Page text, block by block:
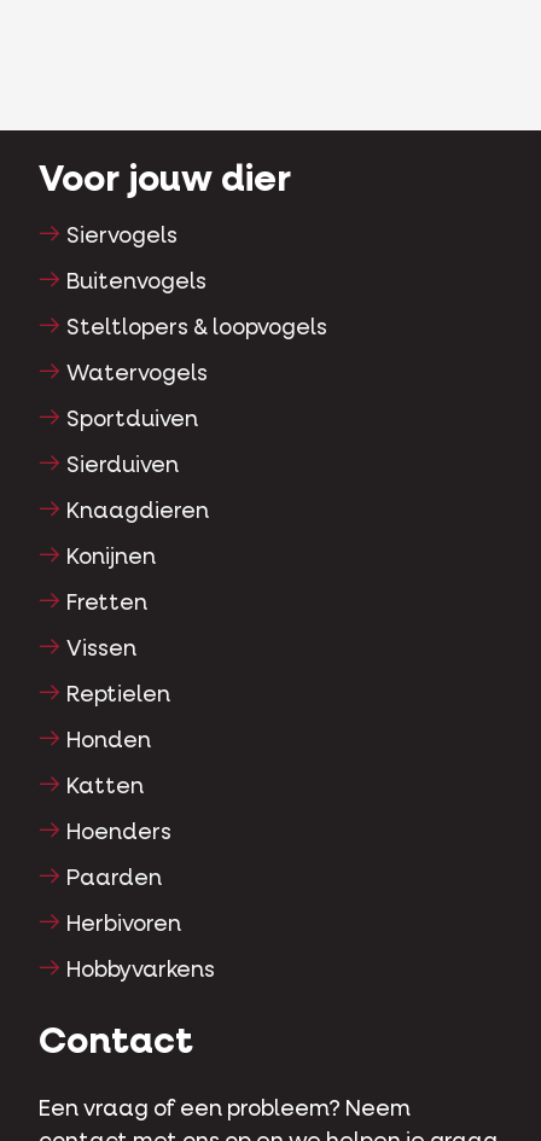
Voor jouw dier
Siervogels
Buitenvogels
Steltlopers & loopvogels
Watervogels
Sportduiven
Sierduiven
Knaagdieren
Konijnen
Fretten
Vissen
Reptielen
Honden
Katten
Hoenders
Paarden
Herbivoren
Hobbyvarkens
Contact
Een vraag of een probleem? Neem